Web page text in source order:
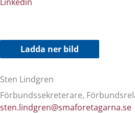
Ladda ner bild
Sten Lindgren
Förbundssekreterare,
sten.lindgren@smaforetagarna.se